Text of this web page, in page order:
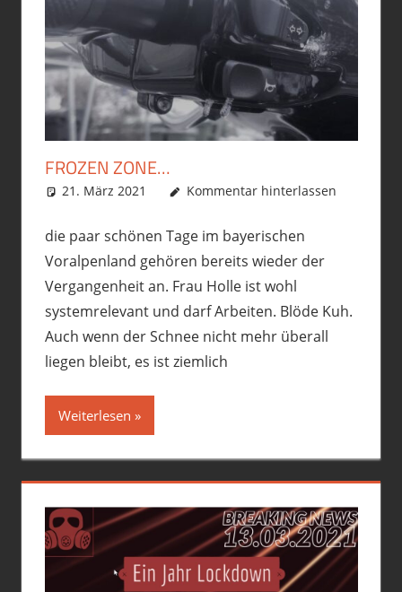
FROZEN ZONE…
21. März 2021 phil
Allgemein,Motorrad,Roller
Kommentar hinterlassen
die paar schönen Tage im bayerischen
Voralpenland gehören bereits wieder der
Vergangenheit an. Frau Holle ist wohl
systemrelevant und darf Arbeiten. Blöde Kuh.
Auch wenn der Schnee nicht mehr überall
liegen bleibt, es ist ziemlich
Weiterlesen